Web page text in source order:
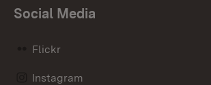
Social Media
Flickr
Instagram